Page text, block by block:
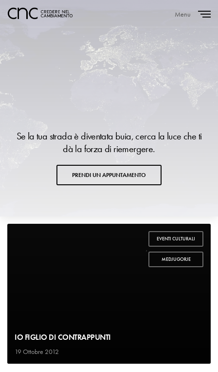
Menu
Se la tua strada è diventata buia, cerca la luce che ti
dà la forza di riemergere.
PRENDI UN APPUNTAMENTO
EVENTI CULTURALI
,
MEDJUGORJE
IO FIGLIO DI CONTRAPPUNTI
19 Ottobre 2012